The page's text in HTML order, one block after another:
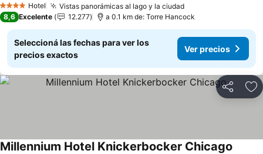
4 EstrellasHotel Vistas panorámicas al lago y la ciudad
8,6 Excelente 12.277 a 0.1 km de: Torre Hancock
Seleccioná las fechas para ver los
precios exactos
Ver precios
Compartir
Millennium Hotel Knickerbocker Chicago